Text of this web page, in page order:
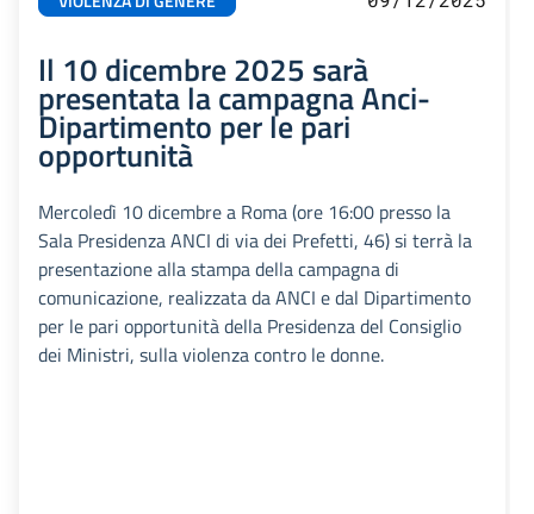
Il 10 dicembre 2025 sarà
presentata la campagna Anci-
Dipartimento per le pari
opportunità
Mercoledì 10 dicembre a Roma (ore 16:00 presso la
Sala Presidenza ANCI di via dei Prefetti, 46) si terrà la
presentazione alla stampa della campagna di
comunicazione, realizzata da ANCI e dal Dipartimento
per le pari opportunità della Presidenza del Consiglio
dei Ministri, sulla violenza contro le donne.